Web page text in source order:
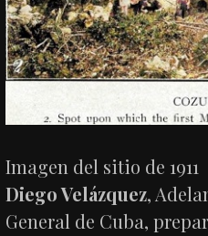
Imagen del sitio de 1911
Diego Velázquez,
General de Cuba,